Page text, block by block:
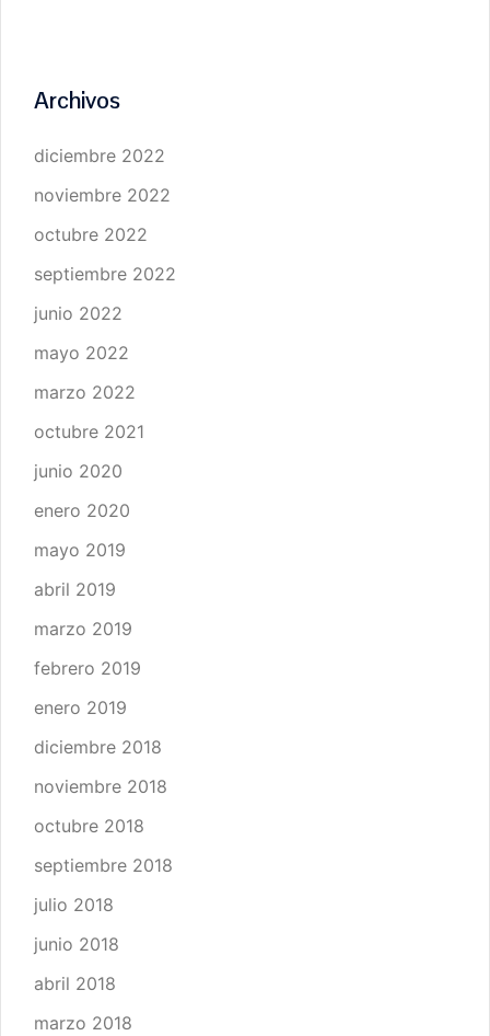
Archivos
diciembre 2022
noviembre 2022
octubre 2022
septiembre 2022
junio 2022
mayo 2022
marzo 2022
octubre 2021
junio 2020
enero 2020
mayo 2019
abril 2019
marzo 2019
febrero 2019
enero 2019
diciembre 2018
noviembre 2018
octubre 2018
septiembre 2018
julio 2018
junio 2018
abril 2018
marzo 2018